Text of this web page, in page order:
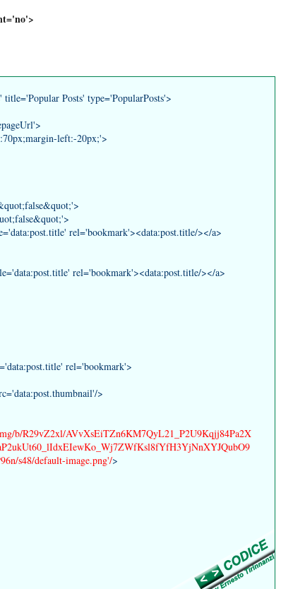
title='Popular Posts' type='PopularPosts'>
left:-20px;'>
rel='bookmark'><data:post.title/></a>
rel='bookmark'><data:post.title/></a>
rel='bookmark'>
>
b/R29vZ2xl/AVvXsEiTZn6KM7QyL21_P2U9Kqjj84Pa2X
s48/default-image.png'/>